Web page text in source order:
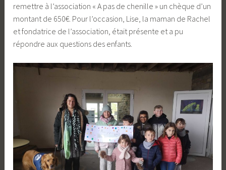
remettre à l’association « A pas de chenille » un chèque d’un
montant de 650€. Pour l’occasion, Lise, la maman de Rachel
et fondatrice de l’association, était présente et a pu
répondre aux questions des enfants.